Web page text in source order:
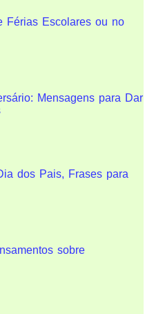
Férias Escolares ou no
Mensagens para Dar
dos Pais, Frases para
sobre